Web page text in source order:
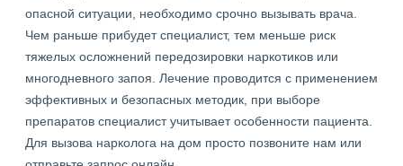
опасной ситуации, необходимо срочно вызывать врача.
Чем раньше прибудет специалист, тем меньше риск
тяжелых осложнений передозировки наркотиков или
многодневного запоя. Лечение проводится с применением
эффективных и безопасных методик, при выборе
препаратов специалист учитывает особенности пациента.
Для вызова нарколога на дом просто позвоните нам или